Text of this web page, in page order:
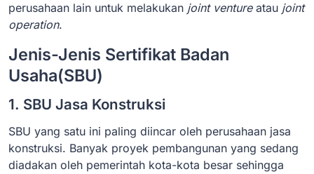
perusahaan lain untuk melakukan joint ventureatau joint
operation.
Jenis-Jenis Sertifikat Badan
Usaha(SBU)
1. SBU Jasa Konstruksi
SBU yang satu ini paling diincar oleh perusahaan jasa
konstruksi. Banyak proyek pembangunan yang sedang
diadakan oleh pemerintah kota-kota besar sehingga